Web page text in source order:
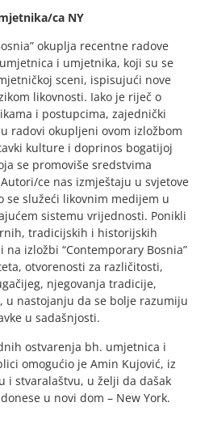
ca NY
okuplja recentne radove
i umjetnika, koji su se
sceni, ispisujući nove
likovnosti. Iako je riječ o
i postupcima, zajednički
radovi okupljeni ovom izložbom
kulture i doprinos bogatijoj
se promoviše sredstvima
ce nas izmještaju u svjetove
se služeći likovnim medijem u
sistemu vrijednosti. Ponikli
tradicijskih i historijskih
izložbi “Contemporary Bosnia”
otvorenosti za različitosti,
njegovanja tradicije,
nastojanju da se bolje razumiju
u sadašnjosti.
ostvarenja bh. umjetnica i
omogućio je Amin Kujović, iz
i stvaralaštvu, u želji da dašak
u novi dom – New York.